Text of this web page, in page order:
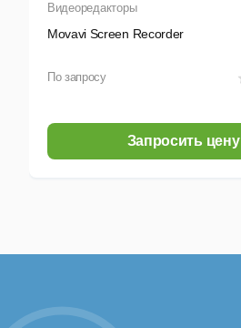
Видеоредакторы
Movavi Screen Recorder
По запросу
Запросить цену